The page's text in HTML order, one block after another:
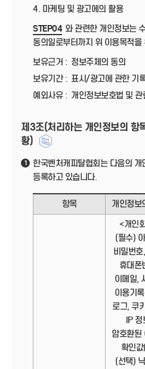
4. 마케팅 및 광고에의 활용
STEP04 와 관련한 개인정보는
동의일로부터까지 위 이용목적
보유근거 : 정보주체의 동의
보유기간 : 표시/광고에 관한 기
예외사유 : 개인정보보호법 및
제3조(처리하는 개인정보의 항
황)
1
한국벤처캐피탈협회는 다음의 개
등록하고 있습니다.
항목 개인정보
<개인
(필수)
비밀번
휴대폰
이메일,
이용기
로그, 쿠
IP 정
암호환된
확인
(선택)